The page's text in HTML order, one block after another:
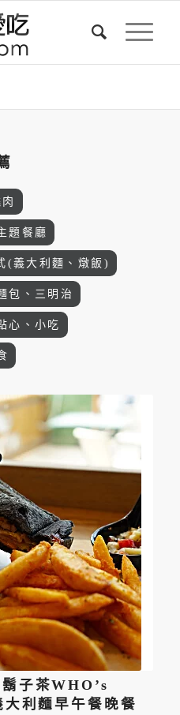
題餐廳
(義大利麵、燉飯)
包、三明治
心、小吃
子茶WHO’s
利麵早午餐晚餐